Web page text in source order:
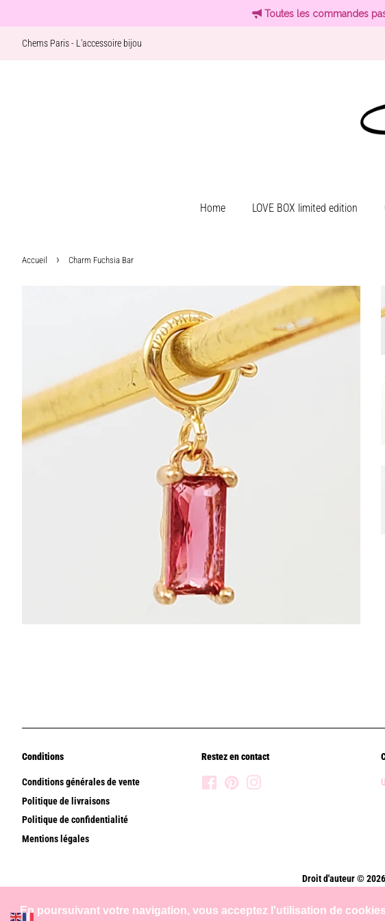
En poursuivant votre navigation, vous acceptez l'utilisation de
Toutes les commandes
Chems Paris - L'accessoire bijou
Home LOVE BOX limited edition
Accueil › Charm Fuchsia Bar
Conditions
Conditions générales de vente
Politique de livraisons
Politique de confidentialité
Mentions légales
Restez en contact
FacebookPinterest
Droit d'auteur ©